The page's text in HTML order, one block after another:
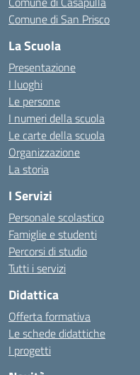
Comune di San Prisco
La Scuola
Presentazione
I luoghi
Le persone
I numeri della scuola
Le carte della scuola
Organizzazione
La storia
I Servizi
Personale scolastico
Famiglie e studenti
Percorsi di studio
Tutti i servizi
Didattica
Offerta formativa
Le schede didattiche
I progetti